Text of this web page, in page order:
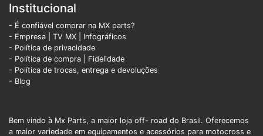
Institucional
- É confiável comprar na MX parts?
- Empresa
TV MX
Infográficos
- Política de privacidade
- Política de compra | Fidelidade
- Política de trocas, entrega e devoluções
- Blog
Bem vindo à Mx Parts, a maior loja off- road do Brasil. Oferecemos
a maior variedade em equipamentos e acessórios para motocross e